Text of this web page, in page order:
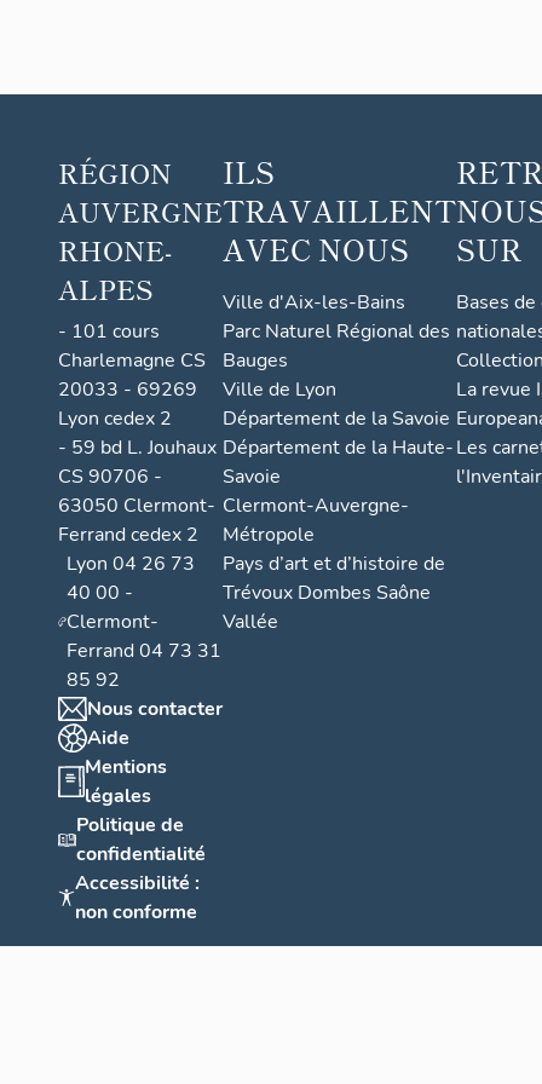
RÉGION
AUVERGNE
RHONE-
ALPES
- 101 cours
Charlemagne CS
20033 - 69269
Lyon cedex 2
- 59 bd L. Jouhaux
CS 90706 -
63050 Clermont-
Ferrand cedex 2
Lyon 04 26 73
40 00 -
Clermont-
Ferrand 04 73 31
85 92
Nous contacter
Aide
Mentions
légales
Politique de
confidentialité
Accessibilité :
non conforme
ILS
TRAVAILLENT
AVEC NOUS
Ville d'Aix-les-Bains
Parc Naturel Régional des
Bauges
Ville de Lyon
Département de la Savoie
Département de la Haute-
Savoie
Clermont-Auvergne-
Métropole
Pays d’art et d’histoire de
Trévoux Dombes Saône
Vallée
SUR
Bases
La revue
Les